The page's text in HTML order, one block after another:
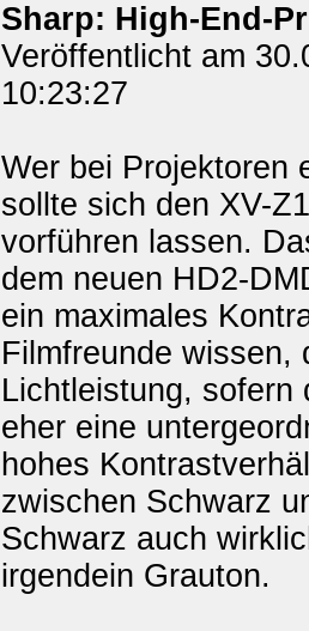
Sharp: High-End-
Veröffentlicht am
10:23:27
Wer bei Projektoren
sollte sich den XV-
vorführen lassen.
dem neuen HD2-
ein maximales
Filmfreunde wissen,
Lichtleistung, sofern
eher eine
hohes
zwischen Schwarz
Schwarz auch
irgendein Grauton.